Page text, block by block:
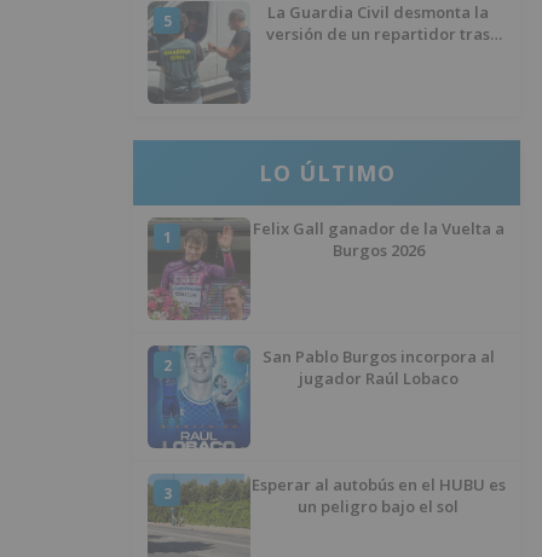
5
La Guardia Civil desmonta la
versión de un repartidor tras
LO ÚLTIMO
1
Felix Gall ganador de la Vuelta a
Burgos 2026
2
San Pablo Burgos incorpora al
jugador Raúl Lobaco
3
Esperar al autobús en el HUBU es
un peligro bajo el sol